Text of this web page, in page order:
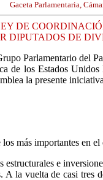
Gaceta Parlamentaria,
DE
DIPUTADOS DE
Parlamentario del
los Estados
la presente
más importantes en
e
la vuelta de casi tres